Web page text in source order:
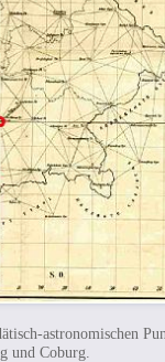
astronomischen
und Coburg.